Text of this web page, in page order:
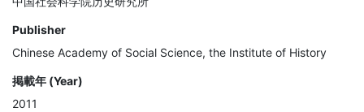
Publisher
Chinese Academy of Social Science, the Institute of History
掲載年 (Year)
2011